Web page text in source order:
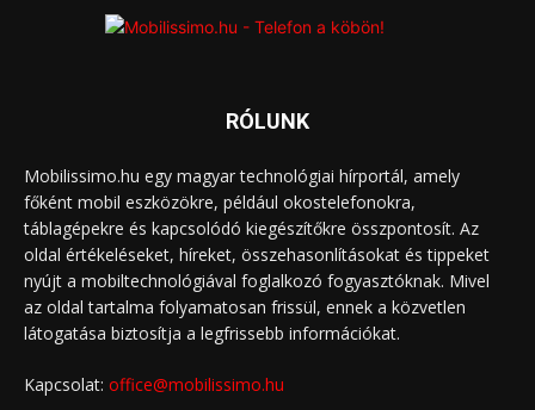
RÓLUNK
Mobilissimo.hu egy magyar technológiai hírportál, amely
főként mobil eszközökre, például okostelefonokra,
táblagépekre és kapcsolódó kiegészítőkre összpontosít. Az
oldal értékeléseket, híreket, összehasonlításokat és tippeket
nyújt a mobiltechnológiával foglalkozó fogyasztóknak. Mivel
az oldal tartalma folyamatosan frissül, ennek a közvetlen
látogatása biztosítja a legfrissebb információkat.
Kapcsolat: office@mobilissimo.hu